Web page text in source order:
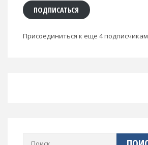
ПОДПИСАТЬСЯ
Присоединиться к еще 4 подписчикам
Найти: